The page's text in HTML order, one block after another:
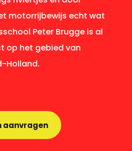
motorrijbewijs echt wat
Peter Brugge is al
op het gebied van
Holland.
aanvragen